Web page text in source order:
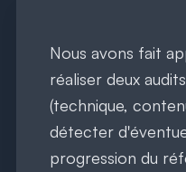
Nous avons fait
réaliser deux
(technique,
détecter
progression du